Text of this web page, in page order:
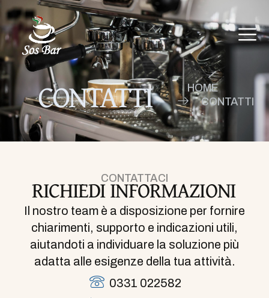
CONTATTI
HOME
CONTATTI
CONTATTACI
RICHIEDI INFORMAZIONI
Il nostro team è a disposizione per fornire
chiarimenti, supporto e indicazioni utili,
aiutandoti a individuare la soluzione più
adatta alle esigenze della tua attività.
0331 022582